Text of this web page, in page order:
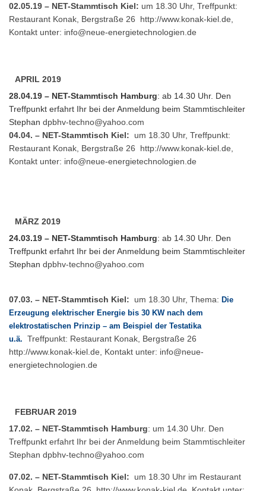
02.05.19 – NET-Stammtisch Kiel: um 18.30 Uhr, Treffpunkt:
Restaurant Konak, Bergstraße 26 http://www.konak-kiel.de
Kontakt unter: info@neue-energietechnologien.de
APRIL 2019
28.04.19 – NET-Stammtisch Hamburg: ab 14.30 Uhr. Den
Treffpunkt erfahrt Ihr bei der Anmeldung beim Stammtischleiter
Stephan dpbhv-techno@yahoo.com
04.04. – NET-Stammtisch Kiel: um 18.30 Uhr, Treffpunkt:
Restaurant Konak, Bergstraße 26 http://www.konak-kiel.de
Kontakt unter: info@neue-energietechnologien.de
MÄRZ 2019
24.03.19 – NET-Stammtisch Hamburg: ab 14.30 Uhr. Den
Treffpunkt erfahrt Ihr bei der Anmeldung beim Stammtischleiter
Stephan dpbhv-techno@yahoo.com
07.03. – NET-Stammtisch Kiel: um 18.30 Uhr, Thema: Die
Erzeugung elektrischer Energie bis 30 KW nach dem
elektrostatischen Prinzip – am Beispiel der Testatika
u.ä. Treffpunkt: Restaurant Konak, Bergstraße 26
http://www.konak-kiel.de , Kontakt unter: info@neue-
energietechnologien.de
FEBRUAR 2019
17.02. – NET-Stammtisch Hamburg: um 14.30 Uhr. Den
Treffpunkt erfahrt Ihr bei der Anmeldung beim Stammtischleiter
Stephan dpbhv-techno@yahoo.com
07.02. – NET-Stammtisch Kiel: um 18.30 Uhr im Restaurant